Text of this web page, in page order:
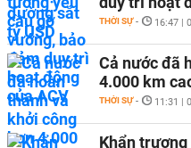
THỜI SỰ - 16:47 |
Cả nước đã
4.000 km
THỜI SỰ - 11:31 |
Khẩn